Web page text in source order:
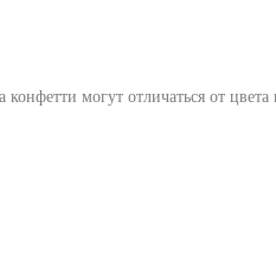
могут отличаться от